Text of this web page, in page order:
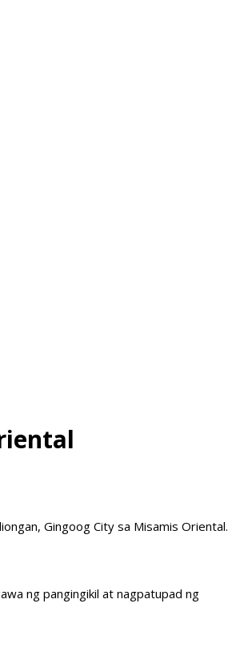
Gingoog City sa Misamis Oriental.
ng pangingikil at nagpatupad ng